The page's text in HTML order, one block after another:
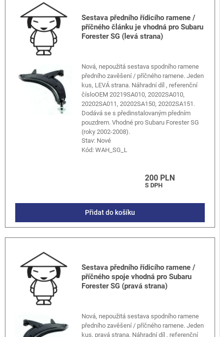
Sestava předního řídicího ramene /
příčného článku je vhodná pro Subaru
Forester SG (levá strana)
Nová, nepoužitá sestava spodního ramene
předního zavěšení / příčného ramene. Jeden
kus, LEVÁ strana. Náhradní díl , referenční
čísloOEM 20219SA010, 20202SA010,
20202SA011, 20202SA150, 20202SA151.
Dodává se s předinstalovaným předním
pouzdrem. Vhodné pro Subaru Forester SG
(roky 2002-2008).
Stav: Nové
Kód:WAH_SG_L
200 PLN
S DPH
Přidat do košíku
Sestava předního řídicího ramene /
příčného spoje vhodná pro Subaru
Forester SG (pravá strana)
Nová, nepoužitá sestava spodního ramene
předního zavěšení / příčného ramene. Jeden
kus, pravá strana. Náhradní díl , referenční